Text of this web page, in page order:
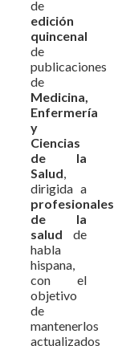
de
edición
quincenal
de
publicaciones
de
Medicina,
Enfermería
y
Ciencias
de la
Salud,
dirigida a
profesionales
de la
salud de
habla
hispana,
con el
objetivo
de
mantenerlos
actualizados